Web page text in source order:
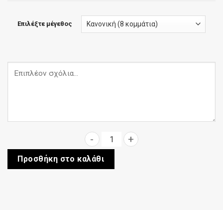
Επιλέξτε μέγεθος
Γουστόζικη ποσότητα
Προσθήκη στο καλάθι